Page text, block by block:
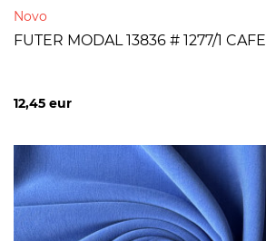
Novo
FUTER MODAL 13836 # 1277/1
12,45 eur